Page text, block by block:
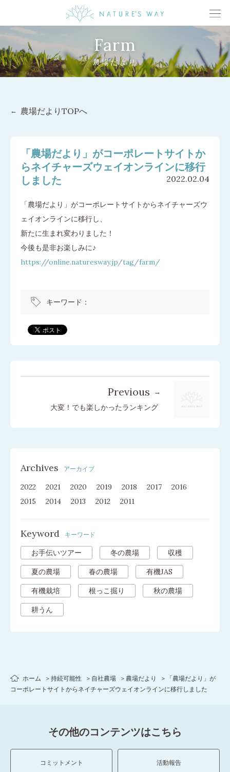
Farm
農場だより
農場だよりTOPへ
「農場だより」がコーポレートサイトか
らネイチャーズウェイオンラインに移行
しました
2022.02.04
「農場だより」がコーポレートサイトからネイチャーズウ
ェイオンラインに移行し、
新たに生まれ変わりました！
今後も是非お楽しみに♪
https://online.naturesway.jp/tag/farm/
キーワード：
Previous
大変！でも楽しかったランキング
Archives アーカイブ
2022 2021 2020 2019 2018 2017
2016
2015
2014 2013 2012 2011
Keyword キーワード
お手伝いツアー 冬の農場 収穫
夏の農場 春の農場 有機JAS
有機栽培 根っこ掘り 秋の農場
耕うん
ホーム 持続可能性 自社農場 農場だより
「農場だより」が
コーポレートサイトからネイチャーズウェイオンラインに移行しました
その他のコンテンツはこちら
コミットメント 活動報告